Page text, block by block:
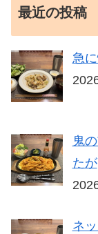
最近の投稿
急
鬼
たが
ネ